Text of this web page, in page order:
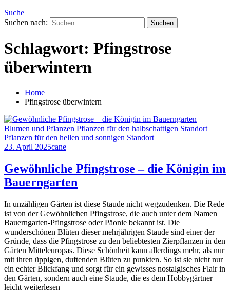
Suche
Suchen nach:
Schlagwort: Pfingstrose
überwintern
Home
Pfingstrose überwintern
Blumen und Pflanzen Pflanzen für den halbschattigen Standort
Pflanzen für den hellen und sonnigen Standort
23. April 2025cane
Gewöhnliche Pfingstrose – die Königin im
Bauerngarten
In unzähligen Gärten ist diese Staude nicht wegzudenken. Die Rede
ist von der Gewöhnlichen Pfingstrose, die auch unter dem Namen
Bauerngarten-Pfingstrose oder Päonie bekannt ist. Die
wunderschönen Blüten dieser mehrjährigen Staude sind einer der
Gründe, dass die Pfingstrose zu den beliebtesten Zierpflanzen in den
Gärten Mitteleuropas. Diese Schönheit kann allerdings mehr, als nur
mit ihren üppigen, duftenden Blüten zu punkten. So ist sie nicht nur
ein echter Blickfang und sorgt für ein gewisses nostalgisches Flair in
den Gärten, sondern auch eine Staude, die es dem Hobbygärtner
leicht weiterlesen